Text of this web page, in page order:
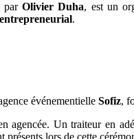
parOlivier Duha, est un
.
événementielle Sofiz,
agencée. Un traiteur en
présents lors de cette